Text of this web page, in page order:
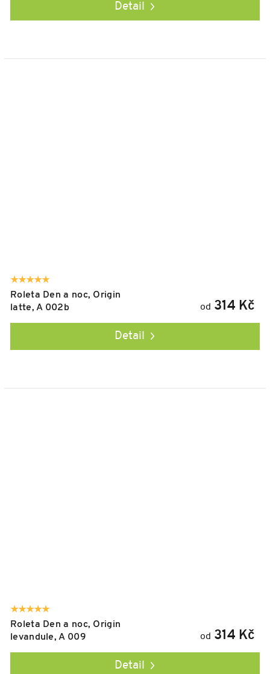
Detail
Roleta Den a noc, Origin
latte, A 002b
od 314 Kč
Detail
Roleta Den a noc, Origin
levandule, A 009
od 314 Kč
Detail